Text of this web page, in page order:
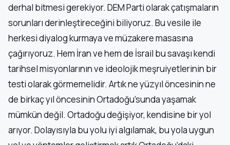
derhal bitmesi gerekiyor. DEM Parti olarak çatışmaların
sorunları derinleştireceğini biliyoruz. Bu vesile ile
herkesi diyalog kurmaya ve müzakere masasına
çağırıyoruz. Hem İran ve hem de İsrail bu savaşı kendi
tarihsel misyonlarının ve ideolojik meşruiyetlerinin bir
testi olarak görmemelidir. Artık ne yüzyıl öncesinin ne
de birkaç yıl öncesinin Ortadoğu’sunda yaşamak
mümkün değil. Ortadoğu değişiyor, kendisine bir yol
arıyor. Dolayısıyla bu yolu iyi algılamak, bu yola uygun